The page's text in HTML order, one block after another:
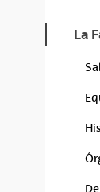
La